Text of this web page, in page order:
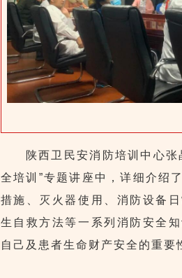
陕西卫民安消防培训中心
全培训”专题讲座中，详细介绍
措施、 灭火器使用、 消防设备
生自救方法等一系列消防安全
自己及患者生命财产安全的重要